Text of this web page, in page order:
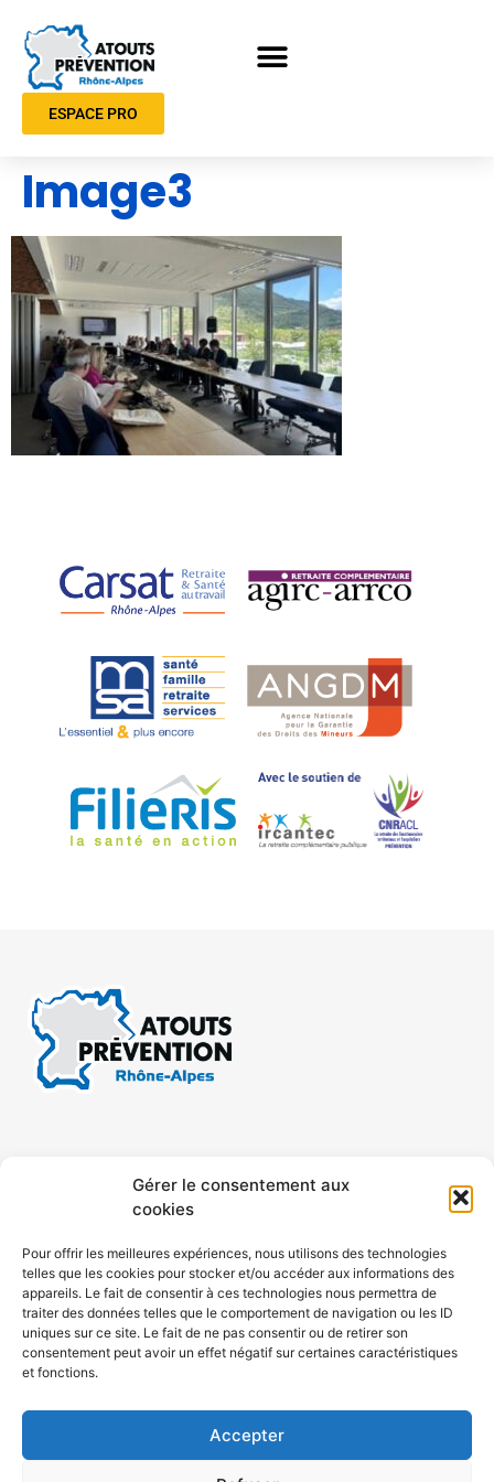
Gérer le consentement aux
cookies
Pour offrir les meilleures expériences, nous utilisons des technologies
telles que les cookies pour stocker et/ou accéder aux informations des
appareils. Le fait de consentir à ces technologies nous permettra de
traiter des données telles que le comportement de navigation ou les ID
uniques sur ce site. Le fait de ne pas consentir ou de retirer son
consentement peut avoir un effet négatif sur certaines caractéristiques
et fonctions.
Accepter
ESPACE PRO
Image3
CONTACT MENTIONS LÉGALES
ACCESSIBILITÉ
POLITIQUE DE COOKIES (UE)